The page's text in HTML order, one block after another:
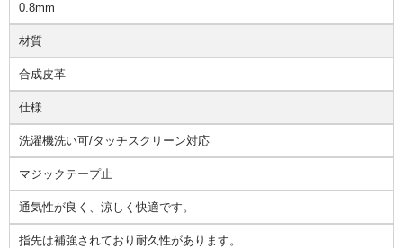
0.8mm
材質
合成皮革
仕様
洗濯機洗い可/タッチスクリーン対応
マジックテープ止
通気性が良く、涼しく快適です。
指先は補強されており耐久性があります。